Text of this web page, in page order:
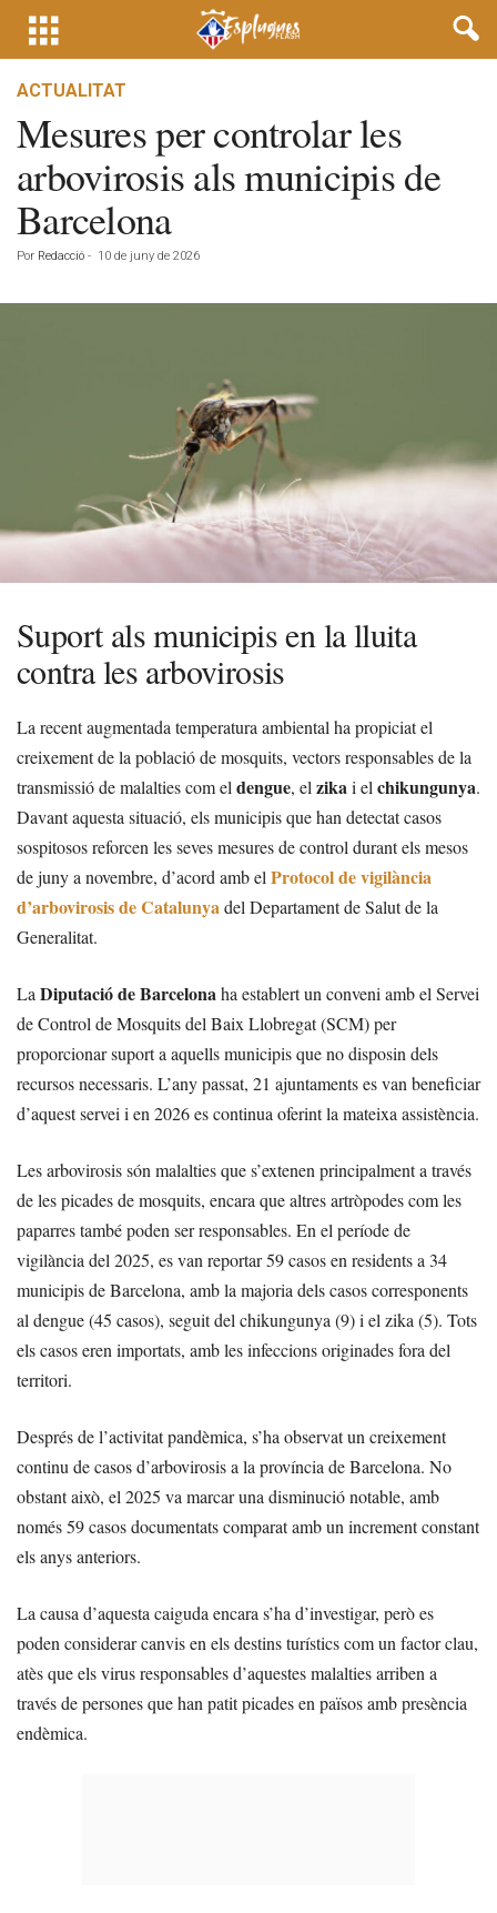
ACTUALITAT
Mesures per controlar les
arbovirosis als municipis de
Barcelona
Por Redacció - 10 de juny de 2026
Suport als municipis en la lluita
contra les arbovirosis
La recent augmentada temperatura ambiental ha propiciat el
creixement de la població de mosquits, vectors responsables de la
transmissió de malalties com el dengue, el zikai el chikungunya.
Davant aquesta situació, els municipis que han detectat casos
sospitosos reforcen les seves mesures de control durant els mesos
de juny a novembre, d’acord amb el Protocol de vigilància
d’arbovirosis de Catalunyadel Departament de Salut de la
Generalitat.
La Diputació de Barcelonaha establert un conveni amb el Servei
de Control de Mosquits del Baix Llobregat (SCM) per
proporcionar suport a aquells municipis que no disposin dels
recursos necessaris. L’any passat, 21 ajuntaments es van beneficiar
d’aquest servei i en 2026 es continua oferint la mateixa assistència.
Les arbovirosis són malalties que s’extenen principalment a través
de les picades de mosquits, encara que altres artròpodes com les
paparres també poden ser responsables. En el període de
vigilància del 2025, es van reportar 59 casos en residents a 34
municipis de Barcelona, amb la majoria dels casos corresponents
al dengue (45 casos), seguit del chikungunya (9) i el zika (5). Tots
els casos eren importats, amb les infeccions originades fora del
territori.
Després de l’activitat pandèmica, s’ha observat un creixement
continu de casos d’arbovirosis a la província de Barcelona. No
obstant això, el 2025 va marcar una disminució notable, amb
només 59 casos documentats comparat amb un increment constant
els anys anteriors.
La causa d’aquesta caiguda encara s’ha d’investigar, però es
poden considerar canvis en els destins turístics com un factor clau,
atès que els virus responsables d’aquestes malalties arriben a
través de persones que han patit picades en països amb presència
endèmica.